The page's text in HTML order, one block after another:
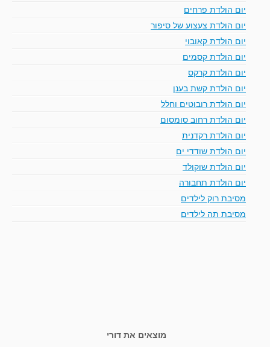
יום הולדת פרחים
יום הולדת צעצוע של סיפור
יום הולדת קאובוי
יום הולדת קסמים
יום הולדת קרקס
יום הולדת קשת בענן
יום הולדת רובוטים וחלל
יום הולדת רחוב סומסום
יום הולדת רקדנית
יום הולדת שודדי ים
יום הולדת שוקולד
יום הולדת תחבורה
מסיבת רוק לילדים
מסיבת תה לילדים
מוצאים את דורי